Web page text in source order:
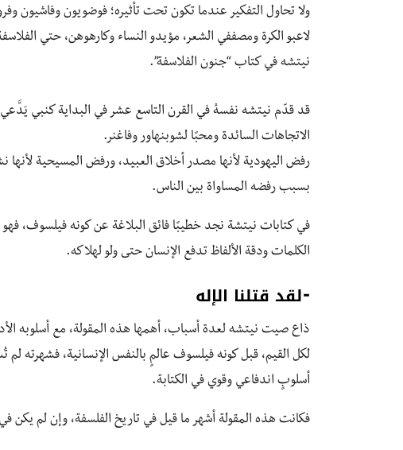
ولا تحاول التفكير عندما تكون تحت تأثيره؛ فوضويون وفاشيون
لاعبو الكرة ومصففي الشعر، مؤيدو النساء وكارهوهن، حتي
نيتشه في كتاب “جنون الفلاسفة”.
قد قدّم نيتشه نفسهُ في القرن التاسع عشر في البداية كنبي
الاتجاهات السائدة ومحبًا لشوبنهاور وفاغنر.
رفض اليهودية لأنها مصدر أخلاق العبيد، ورفض المسيحية لأنها
بسبب رفضه المساواة بين الناس.
في كتابات نيتشة نجد خطيبًا فائق البلاغة عن كونه فيلسوف،
الكلمات ودقة الألفاظ تدفع الإنسان حتى ولو لهلاكه.
⁃لقد قتلنا الإله
ذاع صيت نيتشه لعدة أسباب، أهمها هذه المقولة، مع أسلوبه
لكل القيم، قبل كونه فيلسوف عالمٍ بالنفس الإنسانية، فشهرته
أسلوبٍ اندفاعي وقوي في الكتابة.
فكانت هذه المقولة أشهر ما قيل في تاريخ الفلسفة، وإن لم يكن